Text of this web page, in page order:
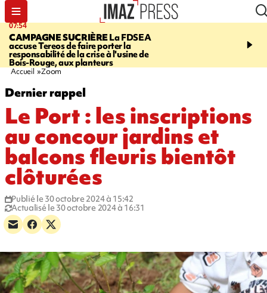
07:54
CAMPAGNE SUCRIÈRELa FDSEA
accuse Tereos de faire porter la
responsabilité de la crise à l'usine de
Bois-Rouge, aux planteurs
09:38
d'un lot de sauté de
Accueil Zoom
Dernier rappel
Le Port : les inscriptions
au concour jardins et
balcons fleuris bientôt
clôturées
Publié le 30 octobre 2024 à 15:42
Actualisé le 30 octobre 2024 à 16:31